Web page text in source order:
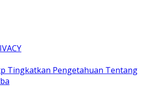
Tingkatkan Pengetahuan Tentang